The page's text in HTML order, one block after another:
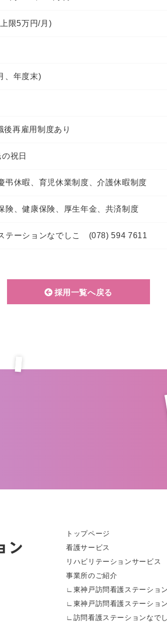
限5万円/月)
、年度末)
後再雇用制度あり
祝日
弔休暇、 育児休業制度、介護休暇制度
険、健康保険、 厚生年金、共済制度
テーションなでしこ (078) 594 7611
採用一覧へ戻る
トップページ
看護サービス
リハビリテーションサービス
事業所のご紹介
∟東神戸訪問看護ステーショ
∟東神戸訪問看護ステーショ
∟訪問看護ステーションなで